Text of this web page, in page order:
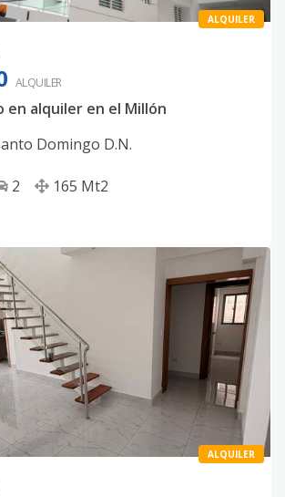
ALQUILER
ALQUILER
alquiler en el Millón
Domingo D.N.
2 165 Mt2
ALQUILER